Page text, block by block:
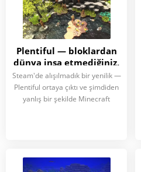
Plentiful — bloklardan
dünya inşa etmediğiniz,
kaosu önlediğiniz bir
oyun
Steam'de alışılmadık bir yenilik —
Plentiful ortaya çıktı ve şimdiden
yanlış bir şekilde Minecraft